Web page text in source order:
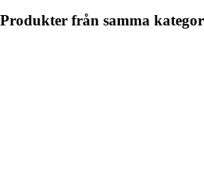
Produkter från samma